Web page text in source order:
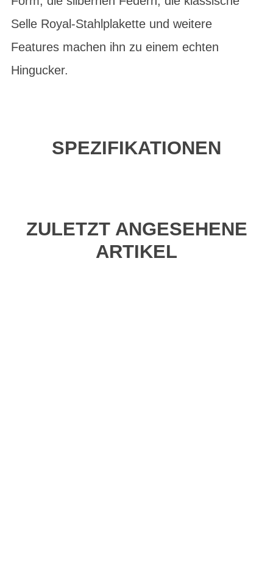
Selle Royal-Stahlplakette und weitere
Features machen ihn zu einem echten
Hingucker.
SPEZIFIKATIONEN
ZULETZT ANGESEHENE
ARTIKEL